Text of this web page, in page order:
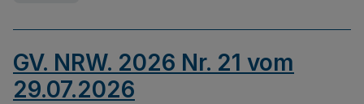
GV. NRW. 2026 Nr. 21 vom
29.07.2026